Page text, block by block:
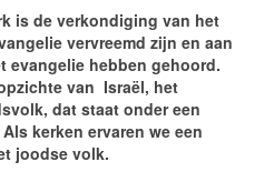
is de verkondiging van het
vervreemd zijn en aan
evangelie hebben gehoord.
van Israël, het
dat staat onder een
kerken ervaren we een
joodse volk.